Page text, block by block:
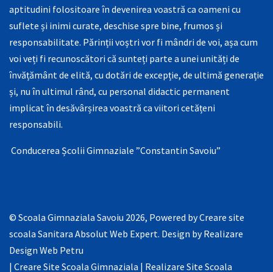
aptitudini folositoare în devenirea voastră ca oameni cu
suflete și inimi curate, deschise spre bine, frumos și
responsabilitate. Părinții voștri vor fi mândri de voi, așa cum
voi veți fi recunoscători că sunteți parte a unei unități de
învățământ de elită, cu dotări de excepție, de ultimă generație
și, nu în ultimul rând, cu personal didactic permanent
implicat în desăvârșirea voastră ca viitori cetățeni
responsabili.
Conducerea Școlii Gimnaziale ”Constantin Savoiu”
© Scoala Gimnaziala Savoiu 2026, Powered byCreare site
scoala Sanitara Absolut Web Expert. Design byRealizare
Design Web Petru
| Creare Site Scoala Gimnaziala | Realizare Site Scoala